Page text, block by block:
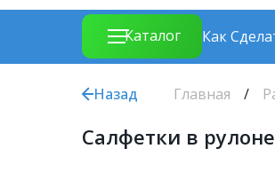
Каталог Как
Назад Главная
Салфетки в